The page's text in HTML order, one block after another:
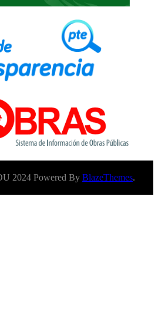
2024 Powered By BlazeThemes.